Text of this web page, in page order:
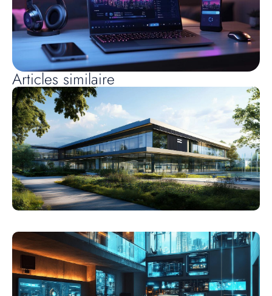
Articles similaire